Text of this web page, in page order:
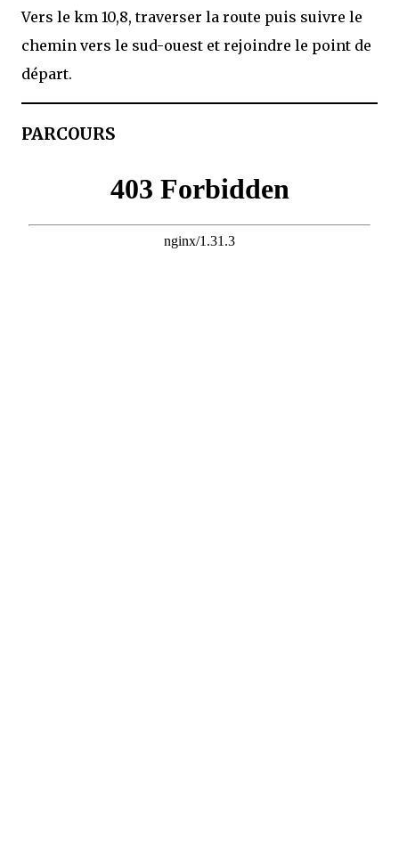
Vers le km 10,8, traverser la route puis suivre le
chemin vers le sud-ouest et rejoindre le point de
départ.
PARCOURS